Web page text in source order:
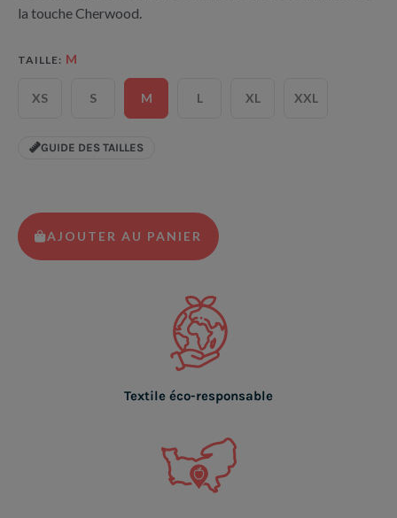
la touche Cherwood.
TAILLE M
XS S M L XL XXL
GUIDE DES TAILLES
AJOUTER AU PANIER
Textile éco-responsable